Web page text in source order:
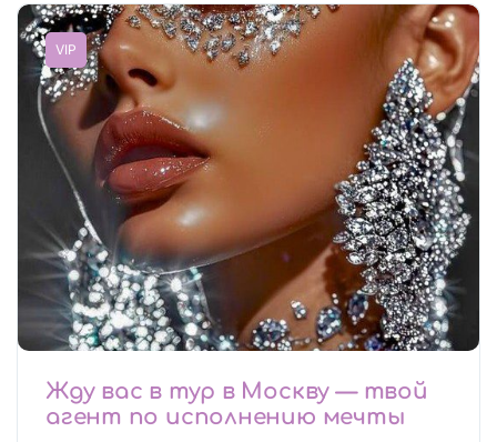
VIP
Жду вас в тур в Москву — твой
агент по исполнению мечты